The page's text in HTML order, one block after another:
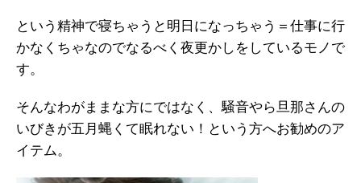
という精神で寝ちゃうと明日になっちゃう＝仕事に行
かなくちゃなのでなるべく夜更かしをしているモノで
す。
そんなわがままな方にではなく、騒音やら旦那さんの
いびきが五月蝿くて眠れない！という方へお勧めのア
イテム。